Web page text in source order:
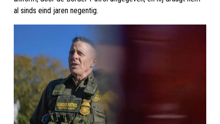
al sinds eind jaren negentig.